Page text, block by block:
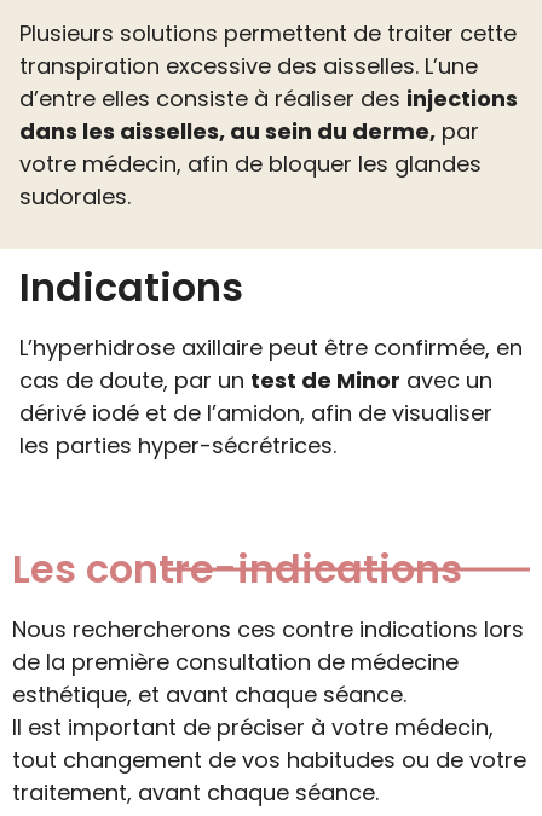
Plusieurs solutions permettent de traiter cette
transpiration excessive des aisselles. L’une
d’entre elles consiste à réaliser des injections
dans les aisselles, au sein du derme, par
votre médecin, afin de bloquer les glandes
sudorales.
Indications
L’hyperhidrose axillaire peut être confirmée, en
cas de doute, par un test de Minor avec un
dérivé iodé et de l’amidon, afin de visualiser
les parties hyper-sécrétrices.
Les contre-indications
Nous rechercherons ces contre indications lors
de la première consultation de médecine
esthétique, et avant chaque séance.
Il est important de préciser à votre médecin,
tout changement de vos habitudes ou de votre
traitement, avant chaque séance.